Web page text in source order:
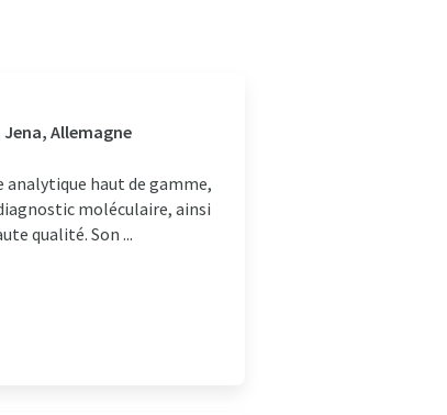
Allemagne
haut de gamme,
moléculaire, ainsi
qualité. Son ...